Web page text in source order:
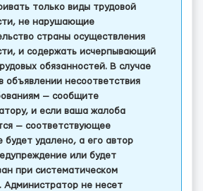
только виды трудовой
не нарушающие
страны осуществления
и содержать исчерпывающий
обязанностей. В случае
объявлении несоответствия
— сообщите
и если ваша жалоба
— соответствующее
будет удалено, а его автор
или будет
при систематическом
Администратор не несет